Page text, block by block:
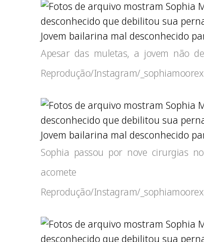
Jovem bailarina mal desconhecido
Apesar das muletas, a jovem não
Reprodução/Instagram/_sophiamoorex
Jovem bailarina mal desconhecido
Sophia passou por nove cirurgias
acomete
Reprodução/Instagram/_sophiamoorex